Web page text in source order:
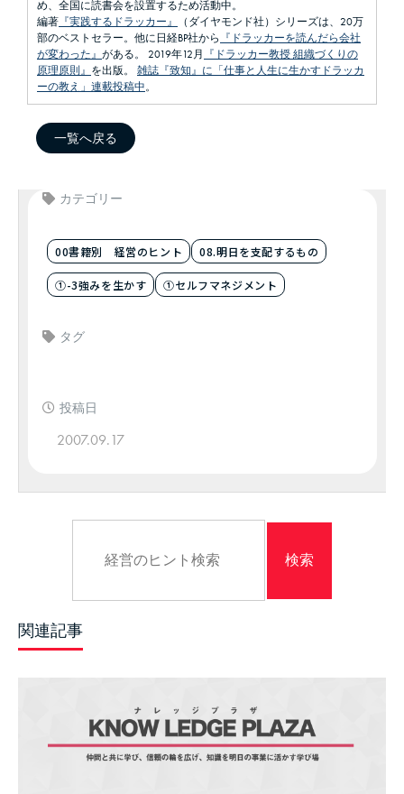
め、全国に読書会を設置するため活動中。
編著 『実践するドラッカー』
（ダイヤモンド社）シリーズは、20万
部のベストセラー。他に日経BP社から 『ドラッカーを読んだら会社
が変わった』 がある。 2019年12月 『ドラッカー教授 組織づくりの
原理原則』 を出版。 雑誌『致知』に「仕事と人生に生かすドラッカ
ーの教え」連載投稿中。
一覧へ戻る
カテゴリー
00書籍別 経営のヒント 08.明日を支配するもの
①-3強みを生かす ①セルフマネジメント
タグ
投稿日
2007.09.17
関連記事